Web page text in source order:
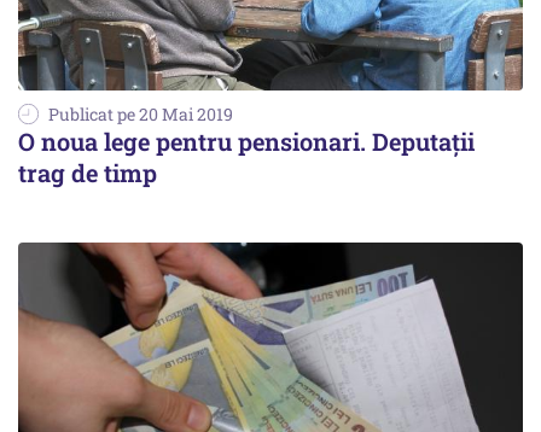
Publicat pe 20 Mai 2019
O noua lege pentru pensionari. Deputații
trag de timp